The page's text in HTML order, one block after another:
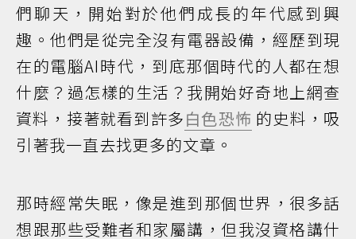
們聊天，開始對於他們成長的年代感到興
趣。他們是從完全沒有電器設備，經歷到現
在的電腦AI時代，到底那個時代的人都在想
什麼？過怎樣的生活？我開始好奇地上網查
資料，接著就看到許多白色恐怖 的史料，吸
引著我一直去找更多的文章。
那時經常失眠，像是進到那個世界，很多話
想跟那些受難者和家屬講，但我沒資格講什